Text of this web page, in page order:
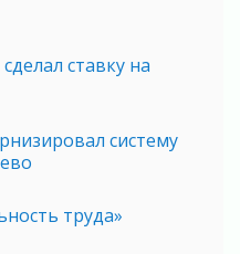
ставку на
систему
труда»